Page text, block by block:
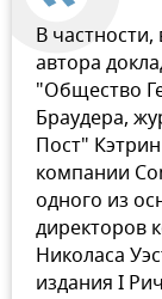
В
автора
"Общество
Браудера,
Пост"
компании
одного из
директоров
Николаса
издания I